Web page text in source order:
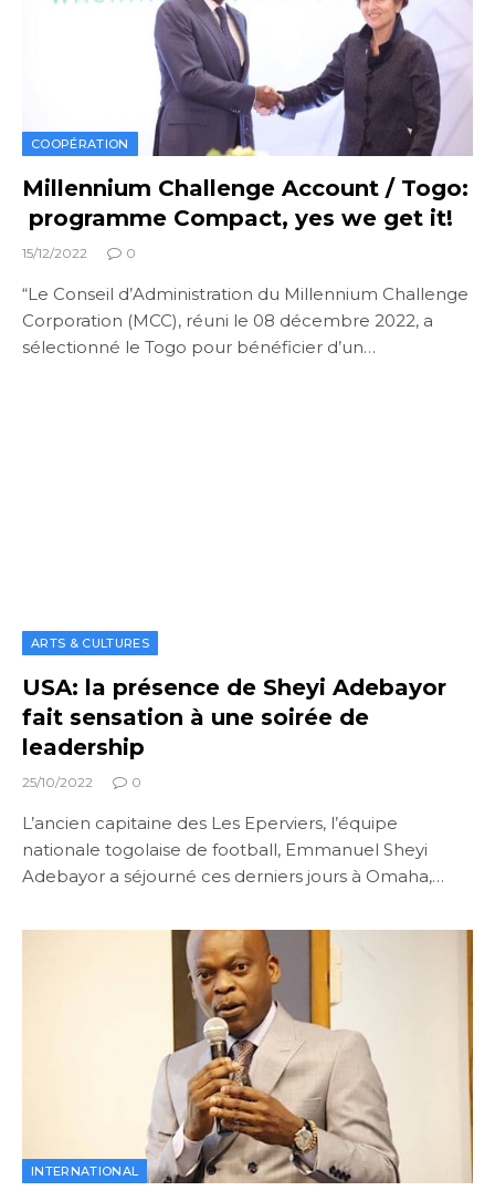
COOPÉRATION
Millennium Challenge Account / Togo:
programme Compact, yes we get it!
15/12/2022 0
“Le Conseil d’Administration du Millennium Challenge
Corporation (MCC), réuni le 08 décembre 2022, a
sélectionné le Togo pour bénéficier d’un…
ARTS & CULTURES
USA: la présence de Sheyi Adebayor
fait sensation à une soirée de
leadership
25/10/2022 0
L’ancien capitaine des Les Eperviers, l’équipe
nationale togolaise de football, Emmanuel Sheyi
Adebayor a séjourné ces derniers jours à Omaha,…
INTERNATIONAL